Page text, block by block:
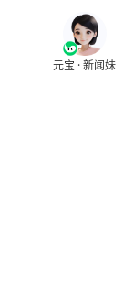
元宝 · 新闻妹